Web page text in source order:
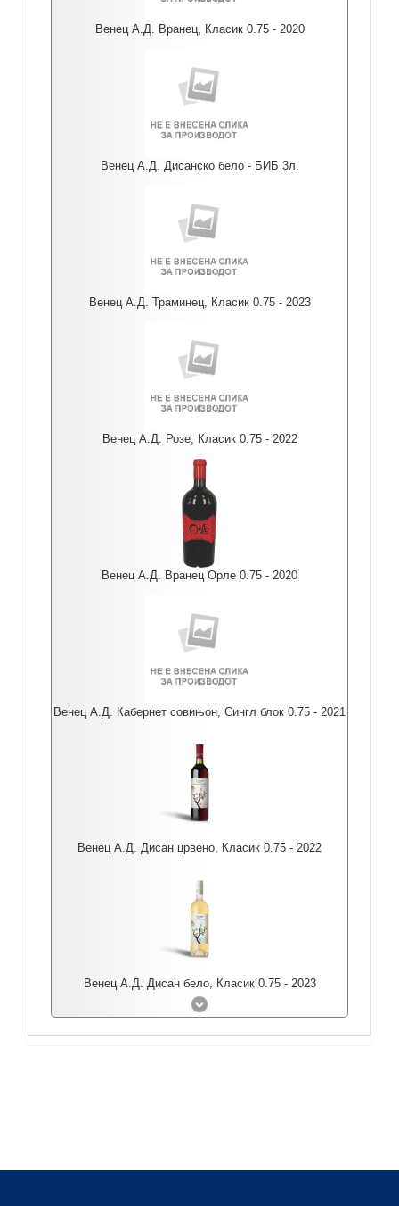
Венец А.Д. Вранец, Класик 0.75 - 2020
Венец А.Д. Дисанско бело - БИБ 3л.
Венец А.Д. Траминец, Класик 0.75 - 2023
Венец А.Д. Розе, Класик 0.75 - 2022
Венец А.Д. Вранец Орле 0.75 - 2020
Венец А.Д. Кабернет совињон, Сингл блок 0.75 - 2021
Венец А.Д. Дисан црвено, Класик 0.75 - 2022
Венец А.Д. Дисан бело, Класик 0.75 - 2023